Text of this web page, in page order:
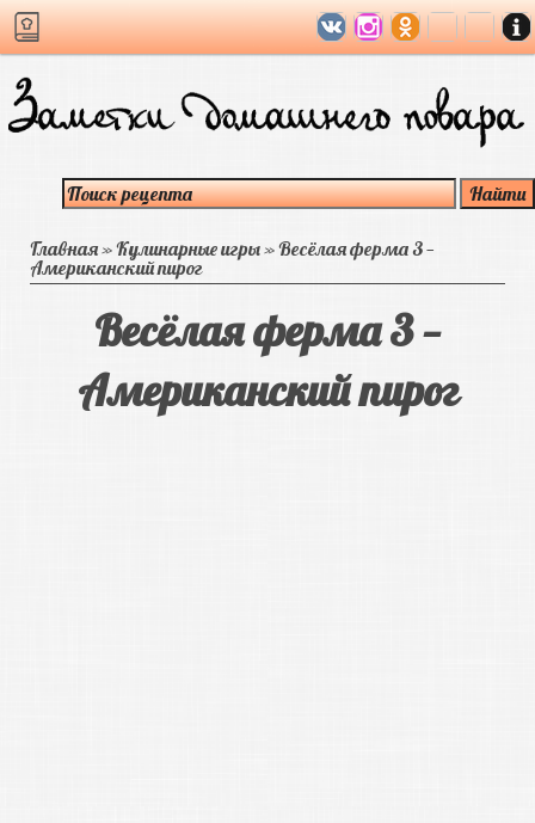
Главная»Кулинарные игры»Весёлая ферма 3 —
Американский пирог
Весёлая ферма 3 —
Американский пирог